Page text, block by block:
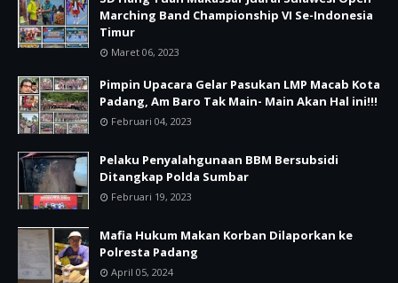
Marching Band Championship VI Se-Indonesia
Timur
Maret 06, 2023
Pimpin Upacara Gelar Pasukan LMP Macab Kota
Padang, Am Baro Tak Main- Main Akan Hal ini!!!
Februari 04, 2023
Pelaku Penyalahgunaan BBM Bersubsidi
Ditangkap Polda Sumbar
Februari 19, 2023
Mafia Hukum Makan Korban Dilaporkan ke
Polresta Padang
April 05, 2024